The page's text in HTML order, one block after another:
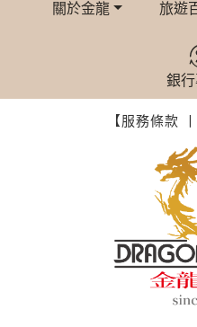
於一般瀏覽時，伺服器會自
錄等，做為我們增進網站服
為提供精確的服務，我們會
分析，分析結果之統計數據
外，我們會視需要公佈統計
除非取得您的同意或其他法
的個人資料揭露予第三人或
在您於本網站註冊帳號、使
贈獎時，本網站會收集您的
當客戶在本網站註冊時，我
身份證字號、電子郵件、出
當您註冊成功，並登入使用
料。註冊時，本網站取得您
關於金龍 旅遊
銀
【服務條款 丨